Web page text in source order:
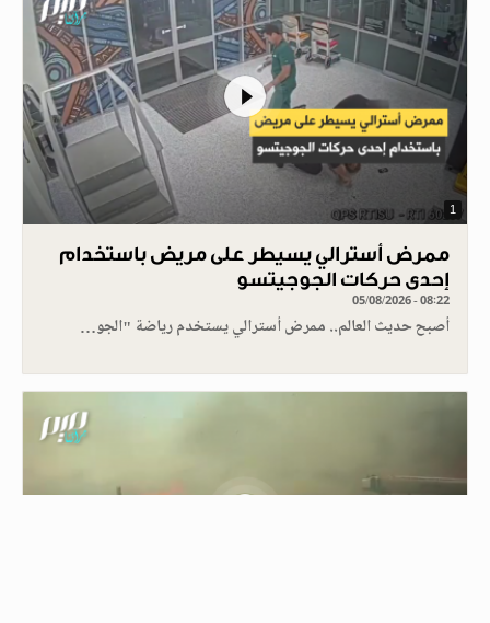
1
ممرض أسترالي يسيطر على مريض باستخدام
إحدى حركات الجوجيتسو
05/08/2026 - 08:22
أصبح حديث العالم.. ممرض أسترالي يستخدم رياضة "الجو…